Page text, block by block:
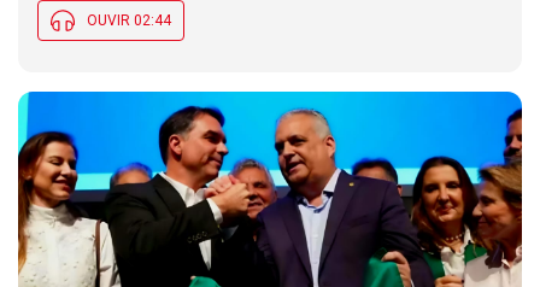
OUVIR 02:44